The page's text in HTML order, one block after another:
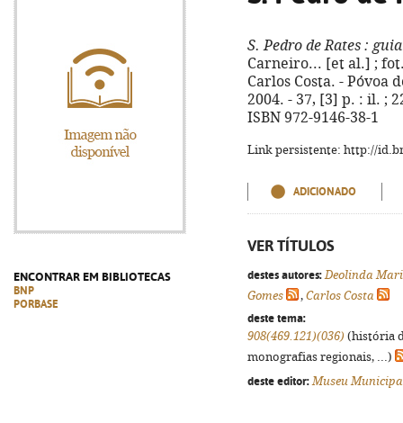
ENCONTRAR EM BIBLIOTECAS
BNP
PORBASE
S. Pedro de Rates :
Carneiro... [et al.] ;
Carlos Costa. - Póvoa
2004. - 37, [3] p. : il. ;
ISBN 972-9146-38-1
Link persistente: http://
ADICIONADO
VER TÍTULOS
destes autores: Deolinda
Gomes
, Carlos Costa
deste tema:
908(469.121)(036) (história
monografias regionais, ...)
deste editor: Museu